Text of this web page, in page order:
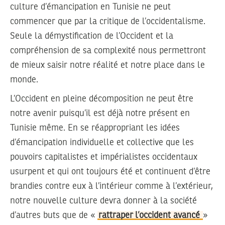
culture d’émancipation en Tunisie ne peut
commencer que par la critique de l’occidentalisme.
Seule la démystification de l’Occident et la
compréhension de sa complexité nous permettront
de mieux saisir notre réalité et notre place dans le
monde.
L’Occident en pleine décomposition ne peut être
notre avenir puisqu’il est déjà notre présent en
Tunisie même. En se réappropriant les idées
d’émancipation individuelle et collective que les
pouvoirs capitalistes et impérialistes occidentaux
usurpent et qui ont toujours été et continuent d’être
brandies contre eux à l’intérieur comme à l’extérieur,
notre nouvelle culture devra donner à la société
d’autres buts que de « rattraper l’occident avancé »